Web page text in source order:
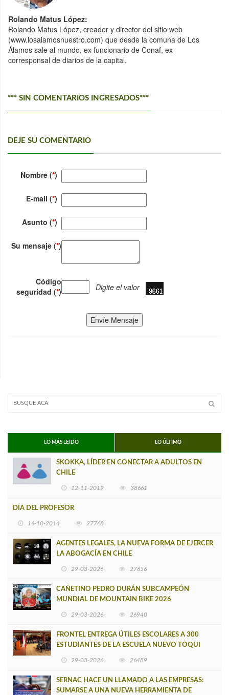
Rolando Matus López:
Rolando Matus López, creador y director del sitio web
(www.losalamosnuestro.com) que desde la comuna de Los
Álamos sale al mundo, ex funcionario de Conaf, ex
corresponsal de diarios de la capital.
*** SIN COMENTARIOS INGRESADOS***
DEJE SU COMENTARIO
Nombre (*)
E-mail (*)
Asunto (*)
Su mensaje (*)
Código
seguridad (*) Digite el valor
Envíe Mensaje
LO MÁS LEIDO LO ÚLTIMO
SKOKKA, LÍDER EN CONECTAR A ADULTOS EN
CHILE
12-11-2019 38661
DIA DEL PROFESOR
16-10-2014 27768
AGENTES LEGALES, LA NUEVA FORMA DE EJERCER
LA ABOGACÍA EN CHILE
29-03-2026 27656
CAÑETINO PEDRO DURÁN SUBCAMPEÓN
MUNDIAL DE MOUNTAIN BIKE 2026
29-03-2026 26940
FRONTEL ENTREGA ÚTILES ESCOLARES A 300
ESTUDIANTES DE LA ESCUELA NUEVO TOQUI
29-03-2026 26489
SERNAC HACE UN LLAMADO A LAS EMPRESAS:
SUMARSE A UNA NUEVA HERRAMIENTA DE